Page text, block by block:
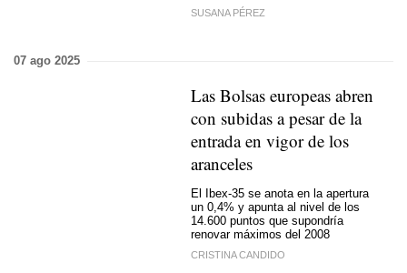
SUSANA PÉREZ
07 ago 2025
Las Bolsas europeas abren
con subidas a pesar de la
entrada en vigor de los
aranceles
El Ibex-35 se anota en la apertura
un 0,4% y apunta al nivel de los
14.600 puntos que supondría
renovar máximos del 2008
CRISTINA CANDIDO